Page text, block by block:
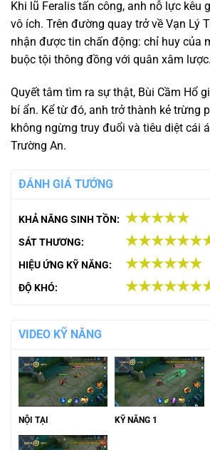
Khi lũ Feralis tấn công, anh nỗ lực kêu
vô ích. Trên đường quay trở về Vạn Lý
nhận được tin chấn động: chỉ huy của
buộc tội thông đồng với quân xâm lược.
Quyết tâm tìm ra sự thật, Bùi Cầm Hổ
bí ẩn. Kể từ đó, anh trở thành kẻ trừng
không ngừng truy đuổi và tiêu diệt cái
Trường An.
ĐÁNH GIÁ TƯỚNG
KHẢ NĂNG SINH TỒN: ★★★★★
SÁT THƯƠNG:
HIỆU ỨNG KỸ NĂNG: ★★★★★★
ĐỘ KHÓ:
VIDEO KỸ NĂNG
NỘI TẠI KỸ NĂNG 1